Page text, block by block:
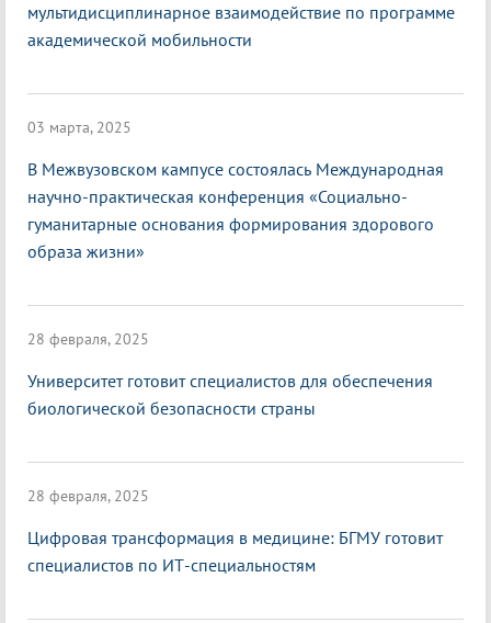
мультидисциплинарное взаимодействие по программе
академической мобильности
03 марта, 2025
В Межвузовском кампусе состоялась Международная
научно-практическая конференция «Социально-
гуманитарные основания формирования здорового
образа жизни»
28 февраля, 2025
Университет готовит специалистов для обеспечения
биологической безопасности страны
28 февраля, 2025
Цифровая трансформация в медицине: БГМУ готовит
специалистов по ИТ-специальностям